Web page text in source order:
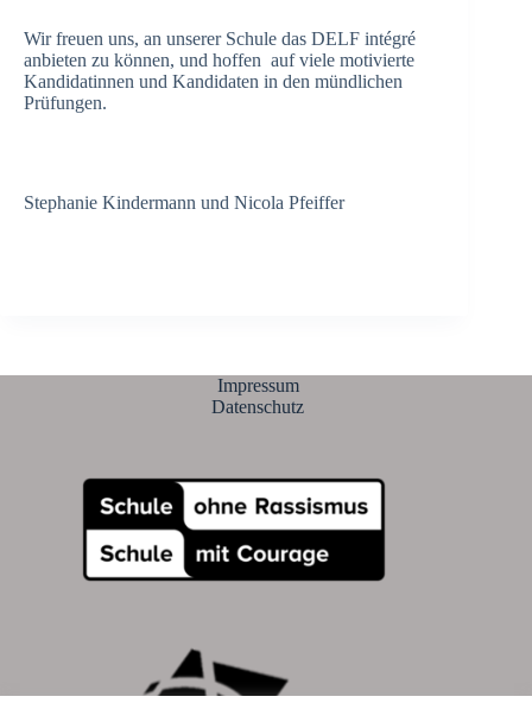
Wir freuen uns, an unserer Schule das DELF intégré
anbieten zu können, und hoffen auf viele motivierte
Kandidatinnen und Kandidaten in den mündlichen
Prüfungen.
Stephanie Kindermann und Nicola Pfeiffer
Impressum
Datenschutz